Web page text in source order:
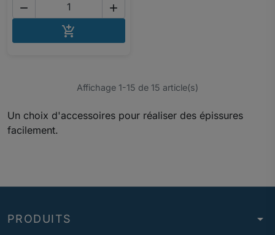
 

Affichage 1-15 de 15 article(s)
Un choix d'accessoires pour réaliser des épissures
facilement.
PRODUITS arrow_drop_down